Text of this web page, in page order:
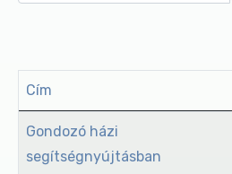
Cikkek
Cím
Gondozó házi
segítségnyújtásban